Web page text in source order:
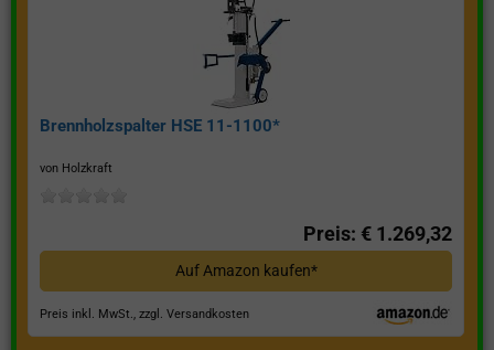
Brennholzspalter HSE 11-1100*
von Holzkraft
Preis: € 1.269,32
Auf Amazon kaufen*
Preis inkl. MwSt., zzgl. Versandkosten